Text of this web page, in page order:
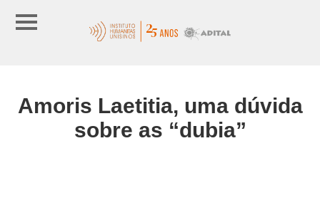
Amoris Laetitia, uma dúvida
sobre as “dubia”